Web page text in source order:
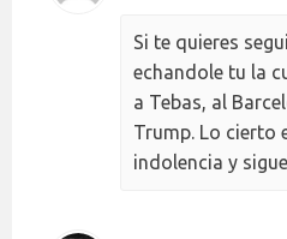
Si te quieres
echandole tu la
a Tebas, al
Trump. Lo cierto
indolencia y